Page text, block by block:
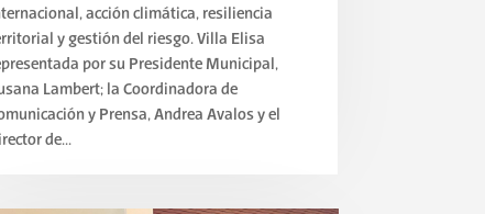
acción climática, resiliencia
y gestión del riesgo. Villa Elisa
por su Presidente Municipal,
Lambert; la Coordinadora de
y Prensa, Andrea Avalos y el
de...